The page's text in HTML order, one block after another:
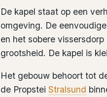
De kapel staat op een
omgeving. De
en het sobere
grootsheid. De kapel is
Het gebouw behoort tot
de Propstei Stralsund